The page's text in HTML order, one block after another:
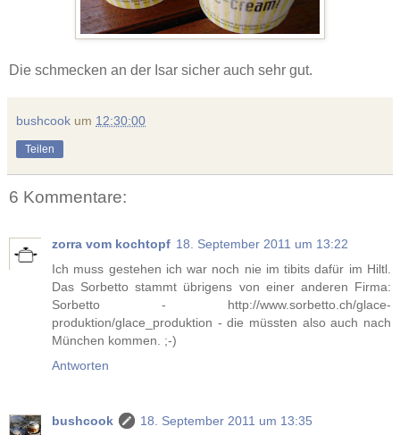
Die schmecken an der Isar sicher auch sehr gut.
bushcook um 12:30:00
Teilen
6 Kommentare:
zorra vom kochtopf 18. September 2011 um 13:22
Ich muss gestehen ich war noch nie im tibits dafür im Hiltl.
Das Sorbetto stammt übrigens von einer anderen Firma:
Sorbetto - http://www.sorbetto.ch/glace-
produktion/glace_produktion - die müssten also auch nach
München kommen. ;-)
Antworten
bushcook
18. September 2011 um 13:35